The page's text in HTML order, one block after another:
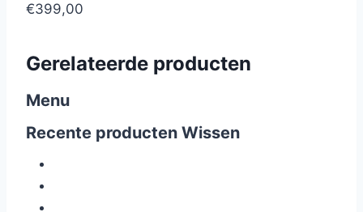
€399,00
Gerelateerde producten
Menu
Recente producten Wissen